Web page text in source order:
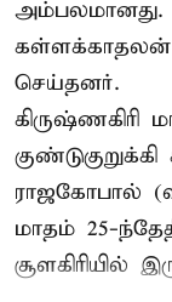
அம்பலமானது.
செய்தனர்.
கிருஷ்ணகிரி
ராஜகோபால்
மாதம் 25-
சூளகிரியில்